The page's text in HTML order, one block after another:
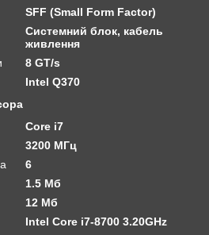
SFF (Small Form Factor)
Системний блок, кабель
живлення
8 GT/s
Intel Q370
Core i7
3200 МГц
6
1.5 Мб
12 Мб
Intel Core i7-8700 3.20GHz